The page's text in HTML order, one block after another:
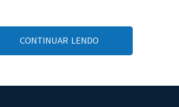
CONTINUAR LENDO